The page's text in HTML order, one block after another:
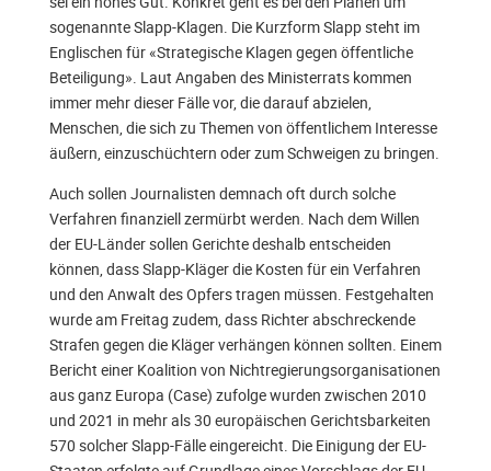
sogenannte Slapp-Klagen. Die Kurzform Slapp steht im
Englischen für «Strategische Klagen gegen öffentliche
Beteiligung». Laut Angaben des Ministerrats kommen
immer mehr dieser Fälle vor, die darauf abzielen,
Menschen, die sich zu Themen von öffentlichem Interesse
äußern, einzuschüchtern oder zum Schweigen zu bringen.
Auch sollen Journalisten demnach oft durch solche
Verfahren finanziell zermürbt werden. Nach dem Willen
der EU-Länder sollen Gerichte deshalb entscheiden
können, dass Slapp-Kläger die Kosten für ein Verfahren
und den Anwalt des Opfers tragen müssen. Festgehalten
wurde am Freitag zudem, dass Richter abschreckende
Strafen gegen die Kläger verhängen können sollten. Einem
Bericht einer Koalition von Nichtregierungsorganisationen
aus ganz Europa (Case) zufolge wurden zwischen 2010
und 2021 in mehr als 30 europäischen Gerichtsbarkeiten
570 solcher Slapp-Fälle eingereicht. Die Einigung der EU-